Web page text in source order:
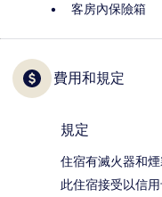
客房內保險箱
費用和規定
規定
住宿有滅火器和
此住宿接受以信